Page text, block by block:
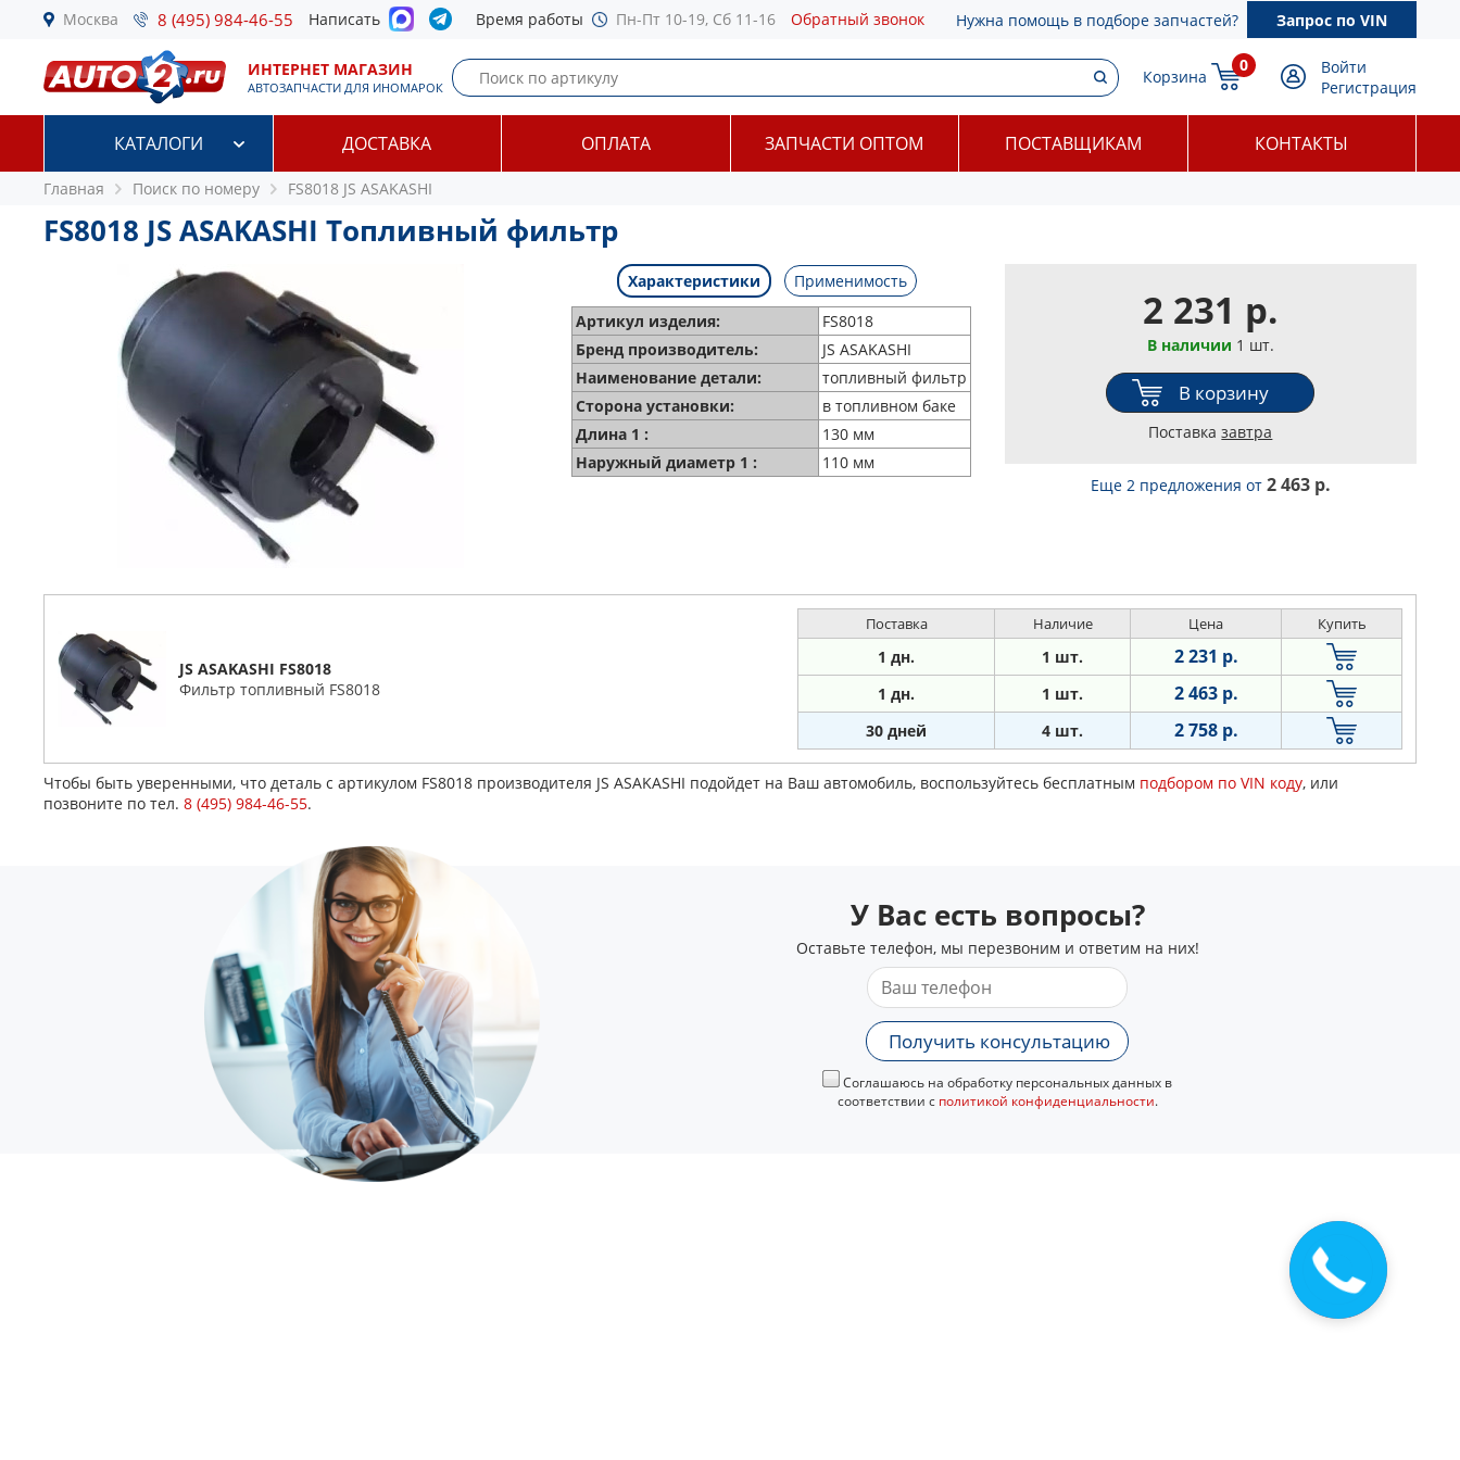
Москва 8 (495) 984-46-55 Написать Время работы Пн-Пт 10-19, Сб 11-16 Обратный звонок Нужна помощь в подборе запчастей? Запрос по VIN
ИНТЕРНЕТ МАГАЗИН
АВТОЗАПЧАСТИ ДЛЯ ИНОМАРОК
Корзина
0
Войти
Регистрация
КАТАЛОГИ ДОСТАВКА ОПЛАТА ЗАПЧАСТИ ОПТОМ ПОСТАВЩИКАМ КОНТАКТЫ
Главная Поиск по номеру FS8018 JS ASAKASHI
FS8018 JS ASAKASHI Топливный фильтр
Характеристики
Применимость
Артикул изделия:
FS8018
Бренд производитель:
JS ASAKASHI
Наименование детали:
топливный фильтр
Сторона установки:
в топливном баке
Длина 1 :
130 мм
Наружный диаметр 1 :
110 мм
2 231 р.
В наличии 1 шт.
В корзину
Поставказавтра
Еще 2 предложения от 2 463 р.
JS ASAKASHI FS8018
Фильтр топливный FS8018
Поставка Наличие Цена Купить
1 дн. 1 шт. 2 231 р.
1 дн. 1 шт. 2 463 р.
30 дней 4 шт. 2 758 р.
Чтобы быть уверенными, что деталь с артикулом FS8018 производителя JS ASAKASHI подойдет на Ваш автомобиль, воспользуйтесь бесплатным подбором по VIN коду, или
позвоните по тел. 8 (495) 984-46-55.
У Вас есть вопросы?
Оставьте телефон, мы перезвоним и ответим на них!
Получить консультацию
Соглашаюсь на обработку персональных данных в
соответствии с политикой конфиденциальности.